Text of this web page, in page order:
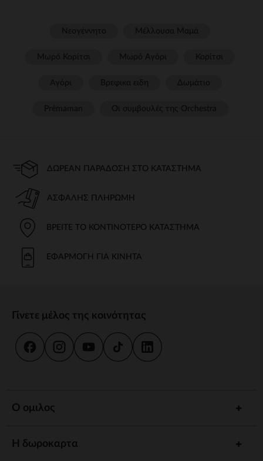
ΔΩΡΕΆΝ ΠΑΡΆΔΟΣΗ ΣΤΟ ΚΑΤΆΣΤΗΜΑ
ΑΣΦΑΛΉΣ ΠΛΗΡΩΜΉ
ΒΡΕΊΤΕ ΤΟ ΚΟΝΤΙΝΌΤΕΡΟ ΚΑΤΆΣΤΗΜΑ
ΕΦΑΡΜΟΓΉ ΓΙΑ ΚΙΝΗΤΆ
Γίνετε μέλος της κοινότητας
Ο ομιλος
Η δωροκαρτα